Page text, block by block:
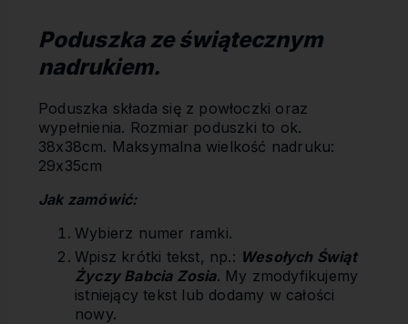
Poduszka ze świątecznym
nadrukiem.
Poduszka składa się z powłoczki oraz
wypełnienia. Rozmiar poduszki to ok.
38x38cm. Maksymalna wielkość nadruku:
29x35cm
Jak zamówić:
Wybierz numer ramki.
Wpisz krótki tekst, np.: Wesołych Świąt
Życzy Babcia Zosia. My zmodyfikujemy
istniejący tekst lub dodamy w całości
nowy.